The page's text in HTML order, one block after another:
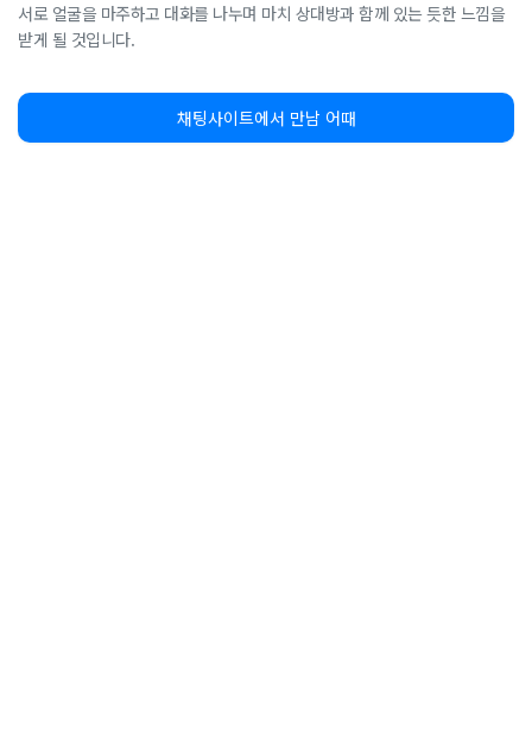
서로 얼굴을 마주하고 대화를 나누며 마치 상대방과 함께 있는 듯한 느낌을
받게 될 것입니다.
채팅사이트에서 만남 어때